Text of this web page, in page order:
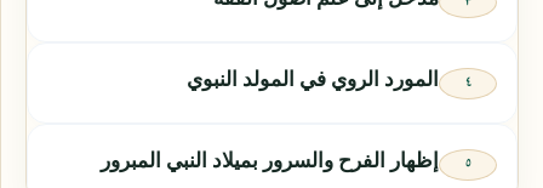
المورد الروي في المولد النبوي
إظهار الفرح والسرور بميلاد النبي المبرور